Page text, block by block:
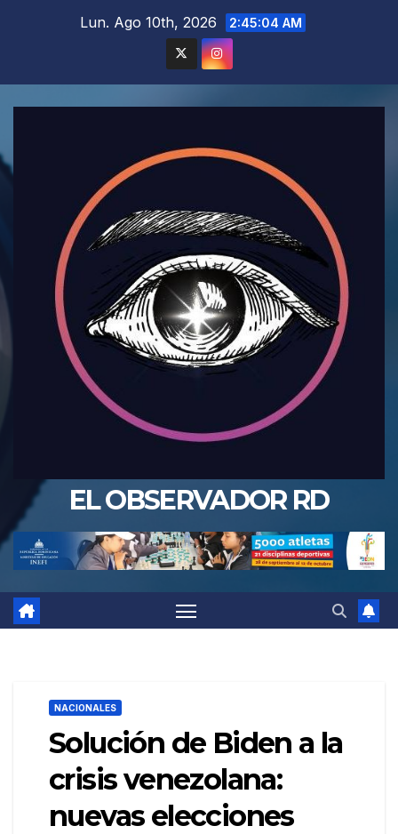
Lun. Ago 10th, 2026 2:45:06 AM
EL OBSERVADOR RD
NACIONALES
Solución de Biden a la
crisis venezolana:
nuevas elecciones